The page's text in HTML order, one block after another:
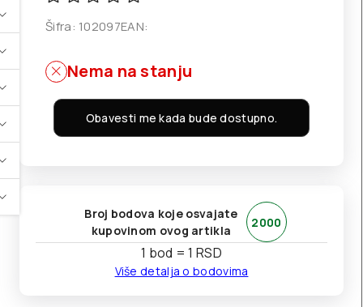
Šifra: 102097EAN:
Nema na stanju
Obavesti me kada bude dostupno.
Broj bodova koje osvajate
kupovinom ovog artikla
2000
1 bod = 1 RSD
Više detalja o bodovima